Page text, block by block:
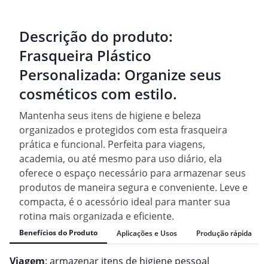
Descrição do produto:
Frasqueira Plástico
Personalizada: Organize seus
cosméticos com estilo.
Mantenha seus itens de higiene e beleza
organizados e protegidos com esta frasqueira
prática e funcional. Perfeita para viagens,
academia, ou até mesmo para uso diário, ela
oferece o espaço necessário para armazenar seus
produtos de maneira segura e conveniente. Leve e
compacta, é o acessório ideal para manter sua
rotina mais organizada e eficiente.
Benefícios do Produto Aplicações e Usos Produção rápida
Viagem: armazenar itens de higiene pessoal